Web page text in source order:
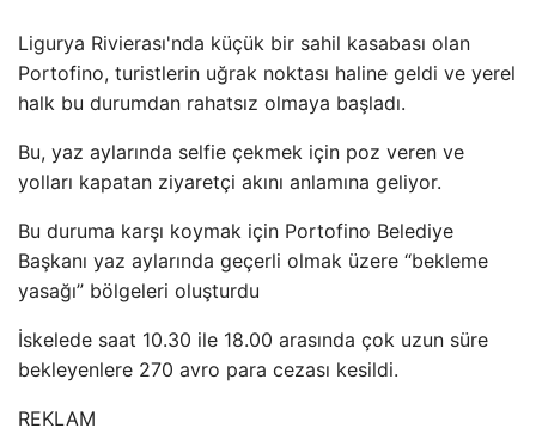
Ligurya Rivierası'nda küçük bir sahil kasabası olan
Portofino, turistlerin uğrak noktası haline geldi ve yerel
halk bu durumdan rahatsız olmaya başladı.
Bu, yaz aylarında selfie çekmek için poz veren ve
yolları kapatan ziyaretçi akını anlamına geliyor.
Bu duruma karşı koymak için Portofino Belediye
Başkanı yaz aylarında geçerli olmak üzere “bekleme
yasağı” bölgeleri oluşturdu
İskelede saat 10.30 ile 18.00 arasında çok uzun süre
bekleyenlere 270 avro para cezası kesildi.
REKLAM